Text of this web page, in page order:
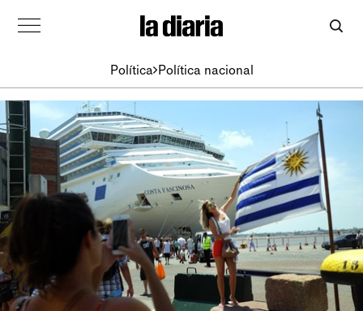
Política Política nacional